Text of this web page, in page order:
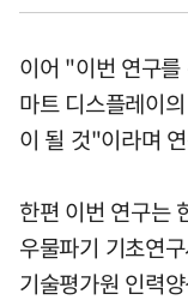
이어 "이번 연구
마트 디스플레이
이 될 것"이라며
한편 이번 연구는
우물파기 기초연
기술평가원 인력